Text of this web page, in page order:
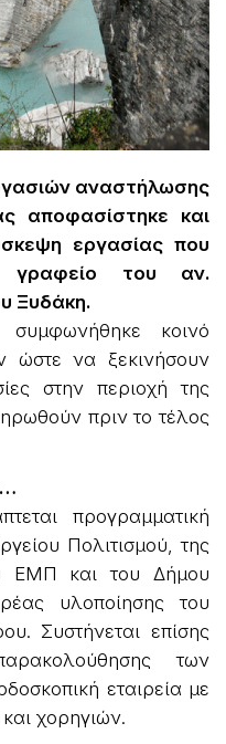
αναστήλωσης
αποφασίστηκε και
εργασίας που
γραφείο του αν.
Ξυδάκη.
κοινό
ώστε να ξεκινήσουν
στην περιοχή της
πριν το τέλος
προγραμματική
Πολιτισμού, της
ΕΜΠ και του Δήμου
υλοποίησης του
Συστήνεται επίσης
των
εταιρεία με
χορηγιών.